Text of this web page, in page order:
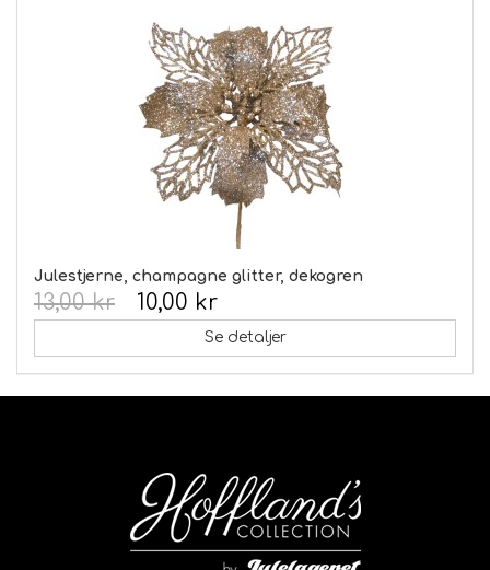
Julestjerne, champagne glitter, dekogren
10,00 kr
13,00 kr
Se detaljer